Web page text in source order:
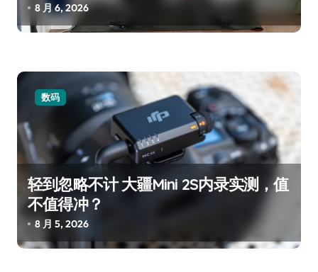
8 月 6, 2026
数码
轻到忽略不计 大疆Mini 2S内录实测，值
不值得冲？
8 月 5, 2026